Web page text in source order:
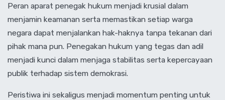
Peran aparat penegak hukum menjadi krusial dalam
menjamin keamanan serta memastikan setiap warga
negara dapat menjalankan hak-haknya tanpa tekanan dari
pihak mana pun. Penegakan hukum yang tegas dan adil
menjadi kunci dalam menjaga stabilitas serta kepercayaan
publik terhadap sistem demokrasi.
Peristiwa ini sekaligus menjadi momentum penting untuk